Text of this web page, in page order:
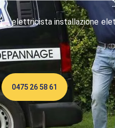
– elettricista installazione
0475 26 58 61